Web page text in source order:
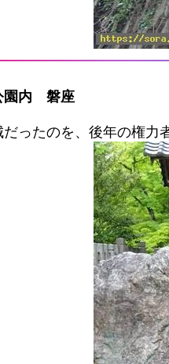
園内 磐座
ったのを、後年の権力